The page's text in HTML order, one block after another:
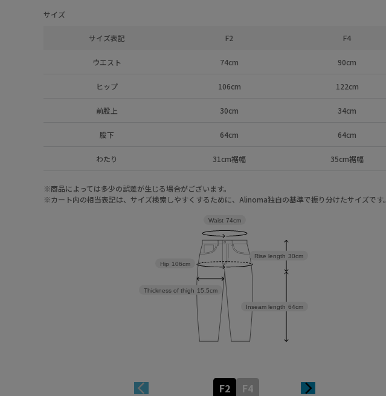
サイズ
サイズ表記 F2 F4
ウエスト 74cm 90cm
ヒップ 106cm 122cm
前股上 30cm 34cm
股下 64cm 64cm
わたり 31cm裾幅 35cm裾幅
※商品によっては多少の誤差が生じる場合がございます。
※カート内の相当表記は、サイズ検索しやすくするために、Alinoma独自の基準で振り分けたサイズです。
Inseam length 64cm
Rise length 30cm
Thickness of thigh 15.5cm
Hip 106cm
Waist 74cm
F2 F4